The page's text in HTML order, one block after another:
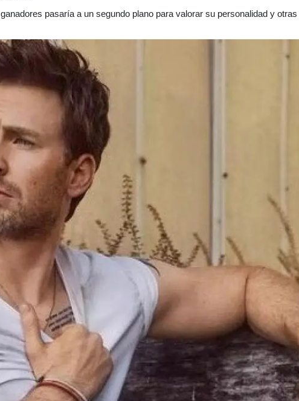
pasaría a un segundo plano para valorar su personalidad y